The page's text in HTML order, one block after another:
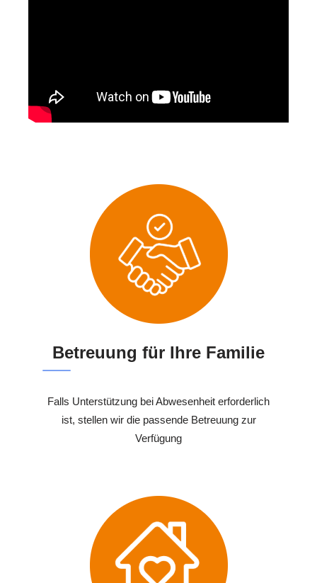
Betreuung für Ihre Familie
Falls Unterstützung bei Abwesenheit erforderlich
ist, stellen wir die passende Betreuung zur
Verfügung